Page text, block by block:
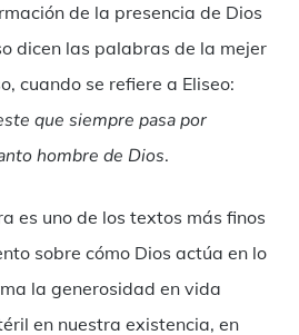
de la presencia de Dios
dicen las palabras de la mejer
cuando se refiere a Eliseo:
que siempre pasa por
hombre de Dios.
es uno de los textos más finos
sobre cómo Dios actúa en lo
la generosidad en vida
en nuestra existencia, en